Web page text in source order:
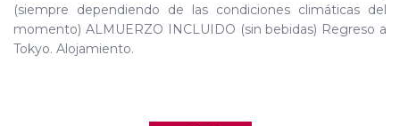
(siempre dependiendo de las condiciones climáticas del
momento) ALMUERZO INCLUIDO (sin bebidas) Regreso a
Tokyo. Alojamiento.